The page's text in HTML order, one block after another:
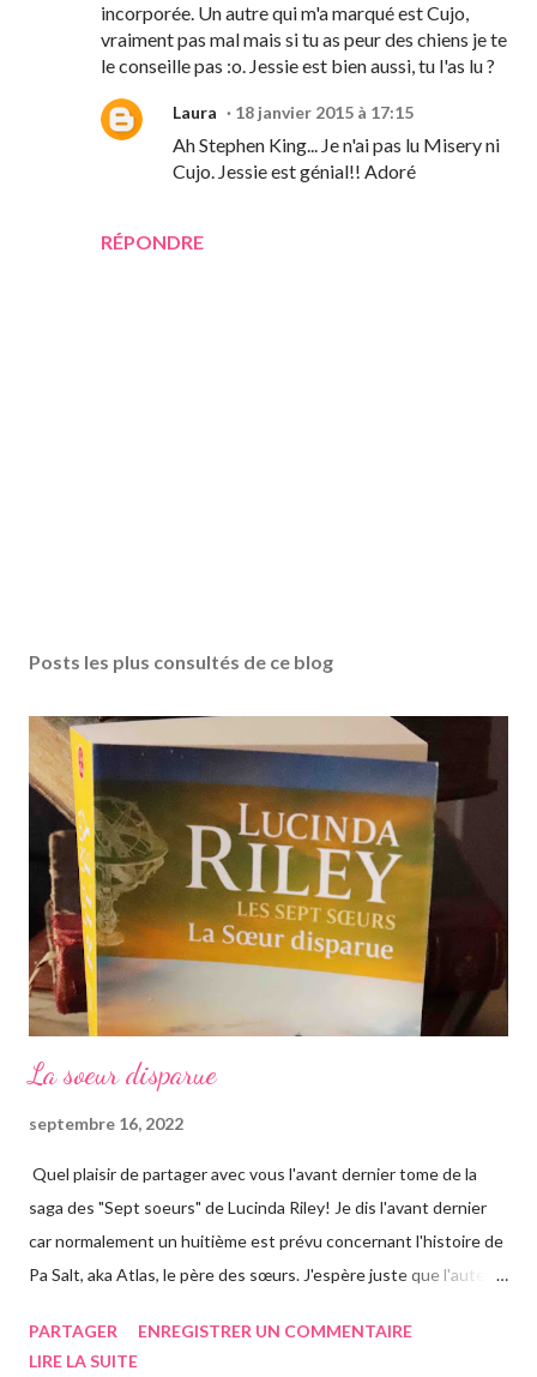
incorporée. Un autre qui m'a marqué est Cujo,
vraiment pas mal mais si tu as peur des chiens je te
le conseille pas :o. Jessie est bien aussi, tu l'as lu ?
RÉPONDRE
Laura 18 janvier 2015 à 17:15
Ah Stephen King... Je n'ai pas lu Misery ni
Cujo. Jessie est génial!! Adoré
r
t
c
o
m
m
n
a
r
e
Posts les plus consultés de ce blog
La soeur disparue
septembre 16, 2022
Quel plaisir de partager avec vous l'avant dernier tome de la
saga des "Sept soeurs" de Lucinda Riley! Je dis l'avant dernier
car normalement un huitième est prévu concernant l'histoire de
Pa Salt, aka Atlas, le père des sœurs. J'espère juste que l'auteur
Chose que j'ai d'ailleurs apprise en commençant le roman, ça m'a
PARTAGER
ENREGISTRER UN COMMENTAIRE
LIRE LA SUITE